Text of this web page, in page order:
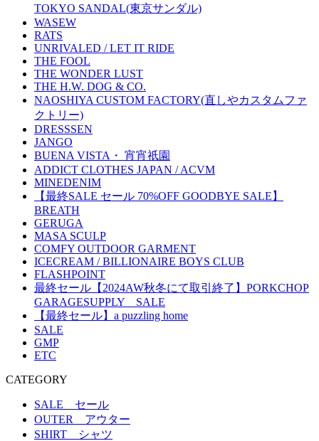
TOKYO SANDAL(東京サンダル)
WASEW
RATS
UNRIVALED / LET IT RIDE
THE FOOL
THE WONDER LUST
THE H.W. DOG & CO.
NAOSHIYA CUSTOM FACTORY(直しやカスタムファ
クトリー)
DRESSSEN
JANGO
BUENA VISTA・ 宵宵祇園
ADDICT CLOTHES JAPAN / ACVM
MINEDENIM
【最終SALE セール 70%OFF GOODBYE SALE】
BREATH
GERUGA
MASA SCULP
COMFY OUTDOOR GARMENT
ICECREAM / BILLIONAIRE BOYS CLUB
FLASHPOINT
最終セール【2024AW秋冬にて取引終了】PORKCHOP
GARAGESUPPLY SALE
【最終セール】a puzzling home
SALE
GMP
ETC
CATEGORY
SALE セール
OUTER アウター
SHIRT シャツ